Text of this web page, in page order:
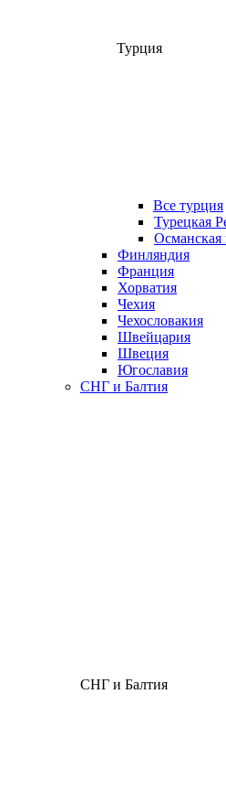
Турция
Все турция
Турецкая
Османская
Финляндия
Франция
Хорватия
Чехия
Чехословакия
Швейцария
Швеция
Югославия
СНГ и Балтия
СНГ и Балтия